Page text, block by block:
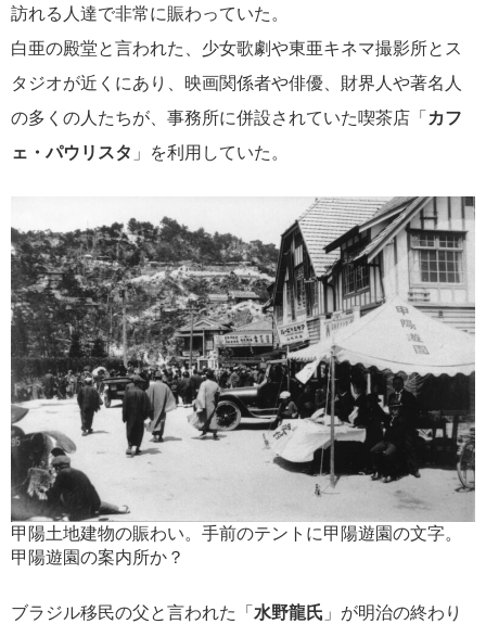
訪れる人達で非常に賑わっていた。
白亜の殿堂と言われた、少女歌劇や東亜キネマ撮影所とス
タジオが近くにあり、映画関係者や俳優、財界人や著名人
の多くの人たちが、事務所に併設されていた喫茶店「 カフ
ェ・パウリスタ 」を利用していた。
甲陽土地建物の賑わい。手前のテントに甲陽遊園の文字。
甲陽遊園の案内所か？
ブラジル移民の父と言われた「 水野龍氏 」が明治の終わり